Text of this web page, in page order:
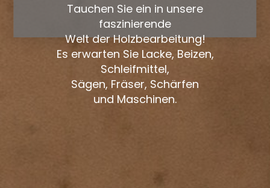
Tauchen Sie ein in unsere
faszinierende
Welt der Holzbearbeitung!
Es erwarten Sie Lacke, Beizen,
Schleifmittel,
Sägen, Fräser, Schärfen
und Maschinen.